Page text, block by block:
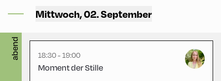
Mittwoch, 02. September
abend
Church
18:30 - 19:00
Moment der Stille